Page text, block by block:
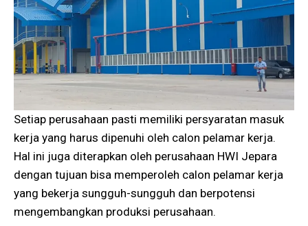
Setiap perusahaan pasti memiliki persyaratan masuk
kerja yang harus dipenuhi oleh calon pelamar kerja.
Hal ini juga diterapkan oleh perusahaan HWI Jepara
dengan tujuan bisa memperoleh calon pelamar kerja
yang bekerja sungguh-sungguh dan berpotensi
mengembangkan produksi perusahaan.